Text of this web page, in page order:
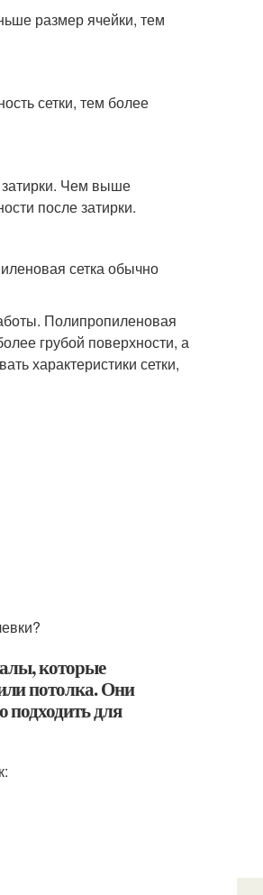
размер ячейки, тем
сетки, тем более
затирки. Чем выше
после затирки.
сетка обычно
Полипропиленовая
грубой поверхности, а
характеристики сетки,
которые
потолка. Они
подходить для